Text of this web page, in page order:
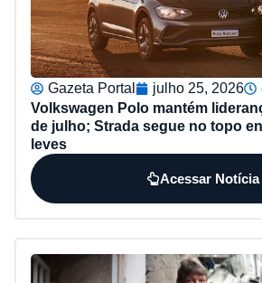
Gazeta Portal julho 25, 2026
Volkswagen Polo mantém
de julho; Strada segue no topo
leves
Acessar Notícia